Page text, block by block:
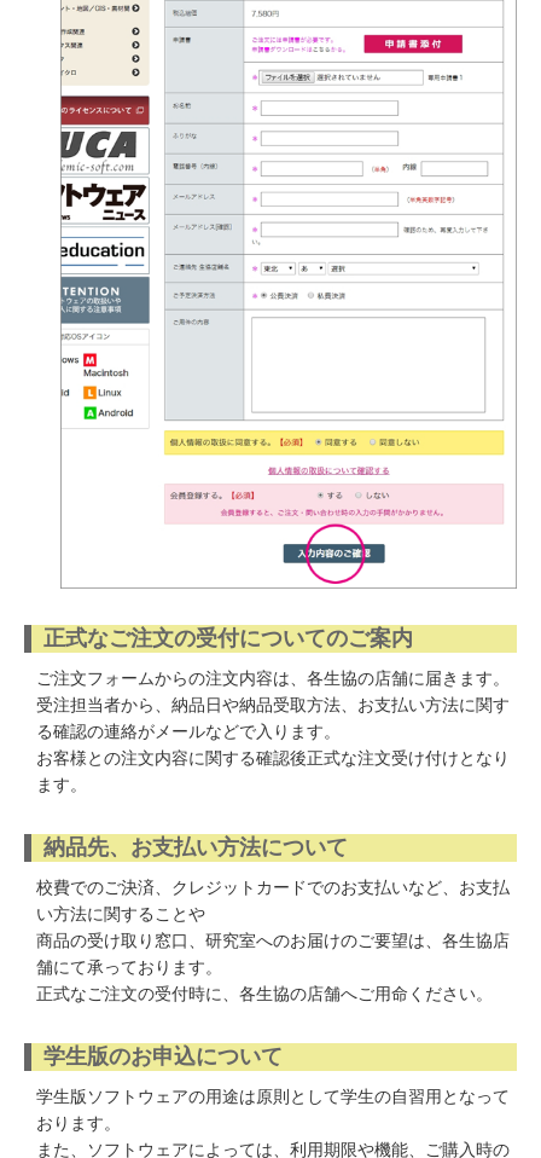
正式なご注文の受付についてのご案内
ご注文フォームからの注文内容は、各生協の店舗に届きます。
受注担当者から、納品日や納品受取方法、お支払い方法に関す
る確認の連絡がメールなどで入ります。
お客様との注文内容に関する確認後正式な注文受け付けとなり
ます。
納品先、お支払い方法について
校費でのご決済、クレジットカードでのお支払いなど、お支払
い方法に関することや
商品の受け取り窓口、研究室へのお届けのご要望は、各生協店
舗にて承っております。
正式なご注文の受付時に、各生協の店舗へご用命ください。
学生版のお申込について
学生版ソフトウェアの用途は原則として学生の自習用となって
おります。
また、ソフトウェアによっては、利用期限や機能、ご購入時の